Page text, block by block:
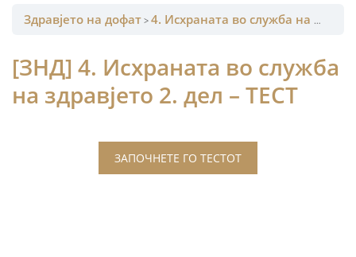
Здравјето на дофат 4. Исхраната во служба на здравјето – 2. дел
[ЗНД] 4. Исхраната во служба
на здравјето 2. дел – ТЕСТ